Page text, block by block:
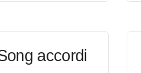
accordi